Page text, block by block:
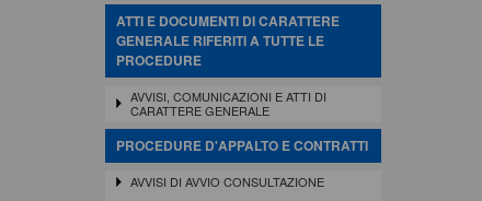
ATTI E DOCUMENTI DI CARATTERE
GENERALE RIFERITI A TUTTE LE
PROCEDURE
AVVISI, COMUNICAZIONI E ATTI DI
CARATTERE GENERALE
PROCEDURE D'APPALTO E CONTRATTI
AVVISI DI AVVIO CONSULTAZIONE